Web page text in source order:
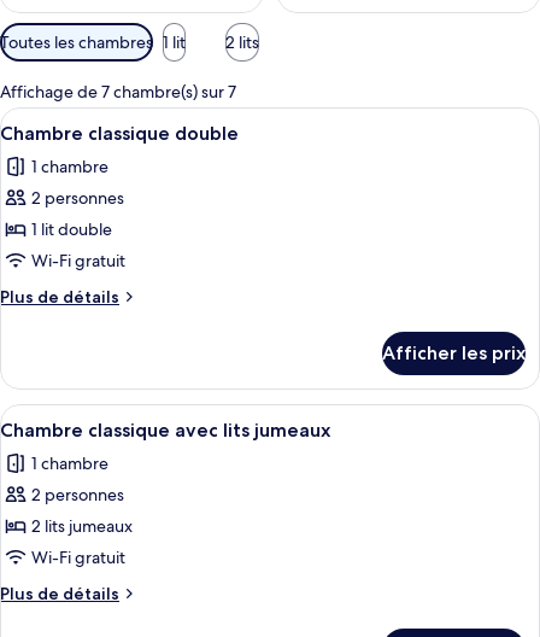
Filtres
disponibles
pour
les
chambres
Toutes les chambres 1 lit 2 lits
Affichage de 7 chambre(s) sur 7
Afficher
toutes
les
photos
pour
ce
type
de
Chambre
classique
double
Une chambre d’hôtel équipée d’un
6
Chambre classique double
1 chambre
2 personnes
1 lit double
Wi-Fi gratuit
Plus de détails
Plus
Chambre
classique
double
Afficher les prix
Afficher
toutes
les
photos
pour
ce
type
de
Une chambre d’hôtel équipée d’un
5
Chambre classique avec lits jumeaux
1 chambre
2 personnes
2 lits jumeaux
Wi-Fi gratuit
Plus de détails
Plus